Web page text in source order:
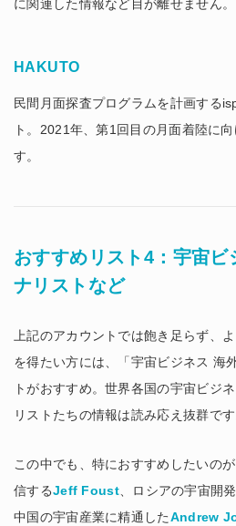
に関連した情報など目が離せません。
HAKUTO
民間月面探査プログラムを計画する
ト。2021年、第1回目の月面着陸に
す。
おすすめリスト4：宇宙ビ
ナリストなど
上記のアカウントでは飽き足らず、
を得たい方には、「宇宙ビジネス 海
トがおすすめ。世界各国の宇宙ビジ
リストたちの情報は読み応え抜群です
この中でも、特におすすめしたいの
信するJeff Foust、ロシアの宇宙開
中国の宇宙産業に精通したAndrew